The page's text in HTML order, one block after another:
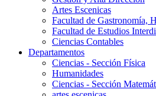
Artes Escenicas
Facultad de Gastronomía,
Facultad de Estudios
Ciencias Contables
Departamentos
Ciencias - Sección Física
Humanidades
Ciencias - Sección